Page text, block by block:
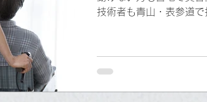
技術者も青山・表参道で
からお問い合わせくださ